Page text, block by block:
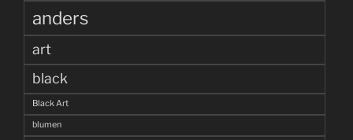
anders
art
black
Black Art
blumen